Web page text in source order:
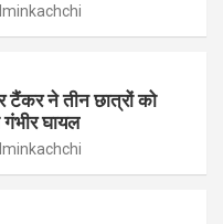
टैंकर ने तीन छात्रों को
गंभीर घायल